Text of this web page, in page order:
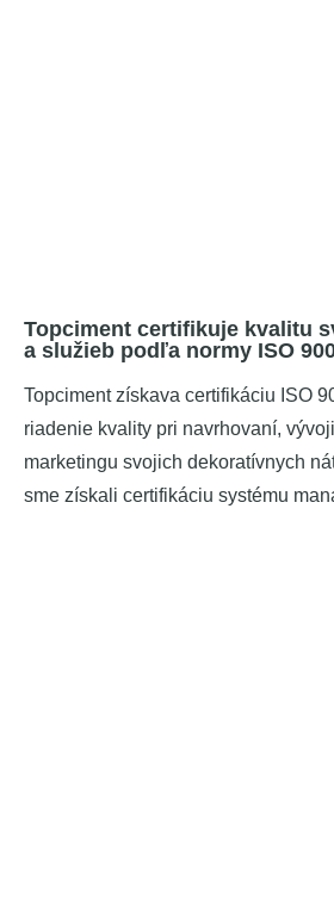
Topciment certifikuje kvalitu
a služieb podľa normy ISO
Topciment získava certifikáciu ISO
riadenie kvality pri navrhovaní,
marketingu svojich dekoratívnych
sme získali certifikáciu systému